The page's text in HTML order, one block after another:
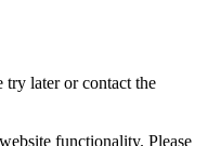
try later or contact the
functionality. Please